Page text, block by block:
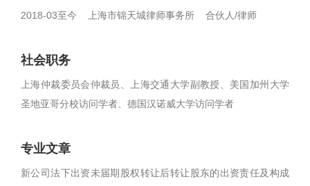
2018-03至今 上海市锦天城律师事务所 合伙人/律师
社会职务
上海仲裁委员会仲裁员、上海交通大学副教授、美国加州大学
圣地亚哥分校访问学者、德国汉诺威大学访问学者
专业文章
新公司法下出资未届期股权转让后转让股东的出资责任及构成